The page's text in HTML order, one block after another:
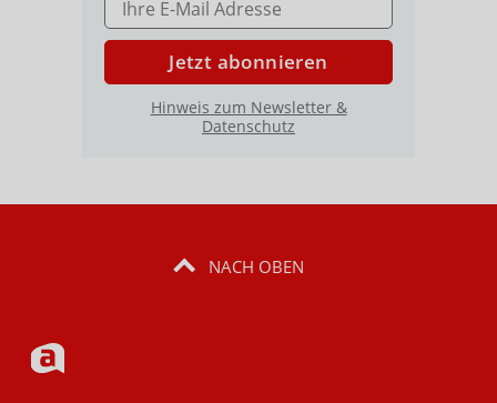
Jetzt abonnieren
Hinweis zum Newsletter &
Datenschutz
NACH OBEN